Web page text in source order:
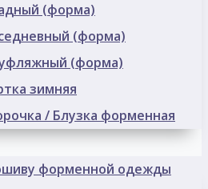
(форма)
(форма)
(форма)
зимняя
/ Блузка форменная
форменной одежды